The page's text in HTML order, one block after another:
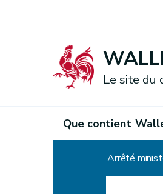
Le site du
Que contient